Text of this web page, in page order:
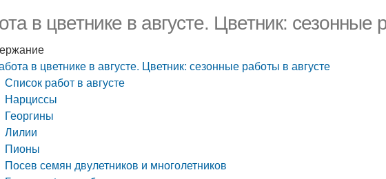
в цветнике в августе. Цветник: сезонные
в цветнике в августе. Цветник: сезонные работы в августе
Список работ в августе
Нарциссы
Георгины
Лилии
Пионы
Посев семян двулетников и многолетников